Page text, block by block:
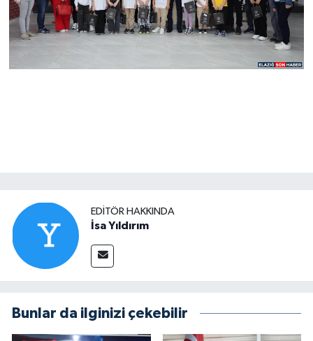
EDITÖR HAKKINDA
İsa Yıldırım
Bunlar da ilginizi çekebilir